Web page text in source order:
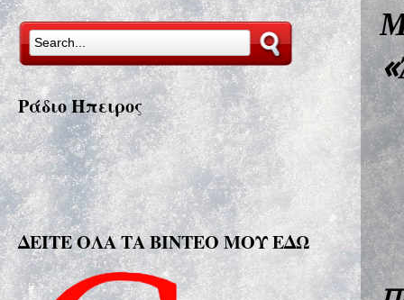
Ράδιο Ήπειρος
ΔΕΙΤΕ ΟΛΑ ΤΑ ΒΙΝΤΕΟ ΜΟΥ ΕΔΩ